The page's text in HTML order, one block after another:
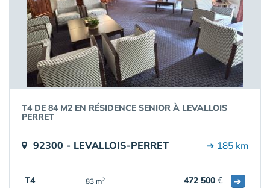
T4 DE 84 M2 EN RÉSIDENCE SENIOR À LEVALLOIS
PERRET
92300 - LEVALLOIS-PERRET ➔ 185 km
T4 83 m2 472 500 € ➔